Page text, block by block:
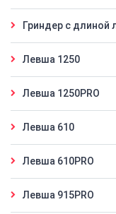
Гриндер с длиной
Левша 1250
Левша 1250PRO
Левша 610
Левша 610PRO
Левша 915PRO